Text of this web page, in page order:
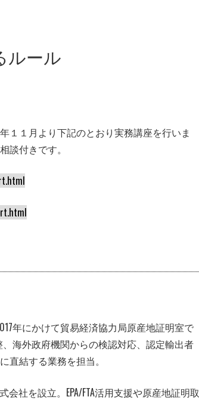
ルール
１１月より下記のとおり実務講座を行いま
談付きです。
年にかけて貿易経済協力局原産地証明室で
海外政府機関からの検認対応、認定輸出者
直結する業務を担当。
社を設立。EPA/FTA活用支援や原産地証明取